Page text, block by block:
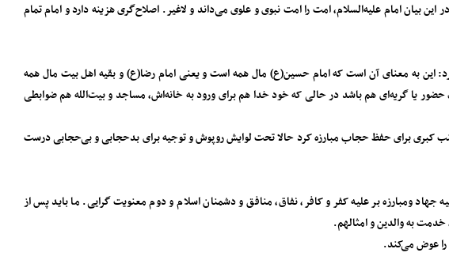
امام علیه‌السلام، امت را امت نبوی و علوی می‌داند و لاغیر. اصلاح‌گری هزینه دارد و امام تمام
این به معنای آن است که امام حسین(ع) مال همه است و یعنی امام رضا(ع) و بقیه اهل بیت مال همه
حضور یا گریه‌ای هم باشد در حالی که خود خدا هم برای ورود به خانه‌اش، مساجد و بیت‌الله هم ضوابطی
کبری برای حفظ حجاب مبارزه کرد حالا تحت لوایش روپوش و توجیه برای بدحجابی و بی‌حجابی درست
ومبارزه بر علیه کفر و کافر، نفاق، منافق و دشمنان اسلام و دوم معنویت گرایی. ما باید پس از
به والدین و امثالهم.
را عوض می‌کند.